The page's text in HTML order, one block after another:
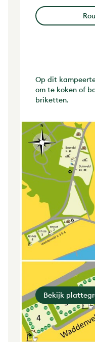
Op dit
om te koken of
briketten.
Bekijk